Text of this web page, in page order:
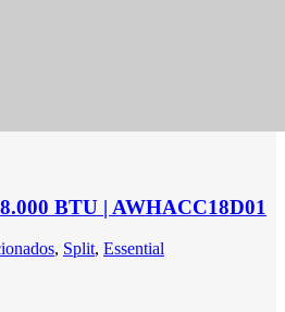
BTU | AWHACC18D01
, Split, Essential